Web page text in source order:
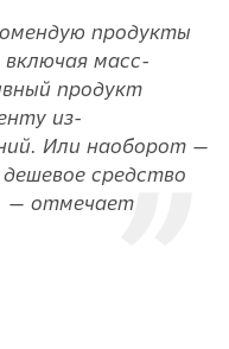
продукты
масс-
продукт
из-
Или наоборот —
средство
— отмечает